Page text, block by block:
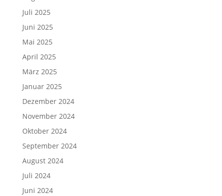
Juli 2025
Juni 2025
Mai 2025
April 2025
März 2025
Januar 2025
Dezember 2024
November 2024
Oktober 2024
September 2024
August 2024
Juli 2024
Juni 2024